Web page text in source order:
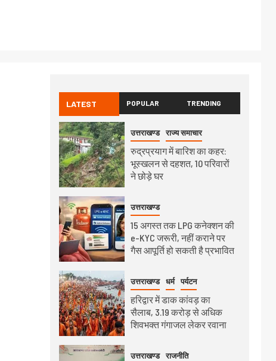
LATEST POPULAR TRENDING
उत्तराखण्ड राज्य समाचार
रुद्रप्रयाग में बारिश का कहर:
भूस्खलन से दहशत, 10 परिवारों
ने छोड़े घर
उत्तराखण्ड
15 अगस्त तक LPG कनेक्शन की
e-KYC जरूरी, नहीं कराने पर
गैस आपूर्ति हो सकती है प्रभावित
उत्तराखण्ड धर्म पर्यटन
हरिद्वार में डाक कांवड़ का
सैलाब, 3.19 करोड़ से अधिक
शिवभक्त गंगाजल लेकर रवाना
उत्तराखण्ड राजनीति